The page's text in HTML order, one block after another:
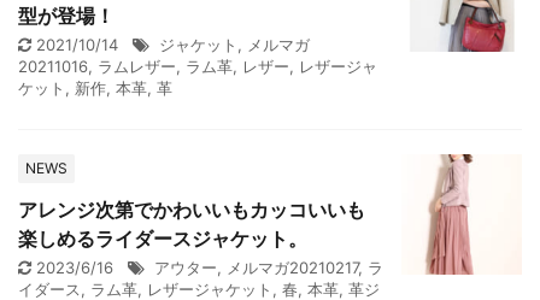
型が登場！
2021/10/14 ジャケット , メルマガ
20211016, ラムレザー, ラム革, レザー, レザージャ
ケット , 新作, 本革, 革
NEWS
アレンジ次第でかわいいもカッコいいも
楽しめるライダースジャケット。
2023/6/16 アウター, メルマガ20210217, ラ
イダース, ラム革, レザージャケット , 春, 本革, 革ジ